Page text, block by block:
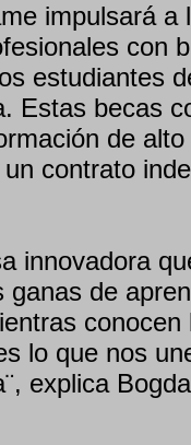
impulsará a
con
estudiantes
Estas becas
de
contrato
innovadora
ganas de
conocen
lo que nos
explica